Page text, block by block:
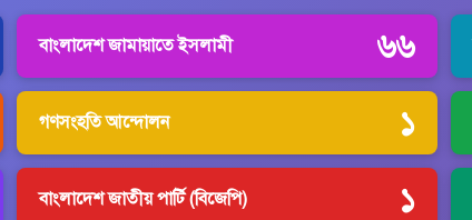
বাংলাদেশ জামায়াতে ইসলামী ৬৬
গণসংহতি আন্দোলন ১
বাংলাদেশ জাতীয় পার্টি (বিজেপি) ১